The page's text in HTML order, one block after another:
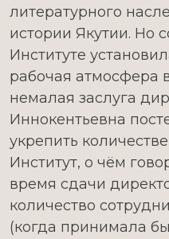
литературного
истории Якутии. Но
Институте
рабочая атмосфера
немалая заслуга
Иннокентьевна
укрепить
Институт, о чём
время сдачи
количество
(когда принимала